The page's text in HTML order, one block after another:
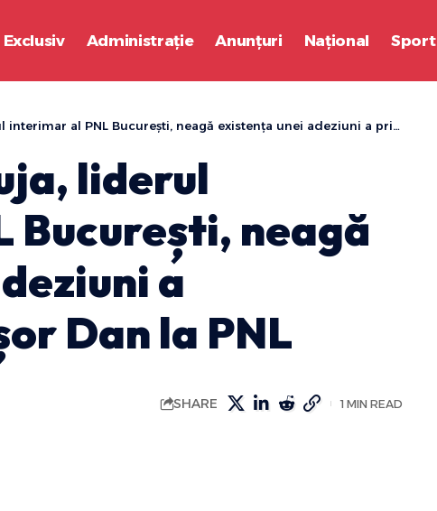
Exclusiv Administrație Anunțuri Național Sport
al PNL București, neagă existența unei adeziuni a primarului Nicușor Dan la PNL
liderul
București, neagă
a
Dan la PNL
SHARE 1 MIN READ